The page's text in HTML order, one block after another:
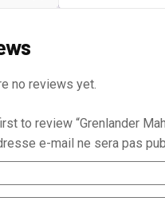
no reviews yet.
to review “Grenlander
e-mail ne sera pas